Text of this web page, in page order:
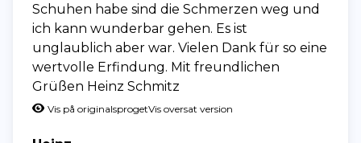
Schuhen habe sind die Schmerzen weg und
ich kann wunderbar gehen. Es ist
unglaublich aber war. Vielen Dank für so eine
wertvolle Erfindung. Mit freundlichen
Grüßen Heinz Schmitz
Vis på originalsprogetVis oversat version